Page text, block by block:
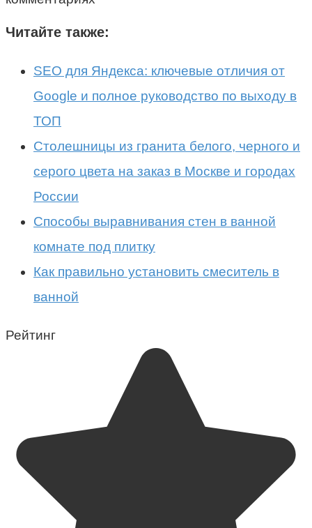
Читайте также:
SEO для Яндекса: ключевые отличия от
Google и полное руководство по выходу в
ТОП
Столешницы из гранита белого, черного и
серого цвета на заказ в Москве и городах
России
Способы выравнивания стен в ванной
комнате под плитку
Как правильно установить смеситель в
ванной
Рейтинг